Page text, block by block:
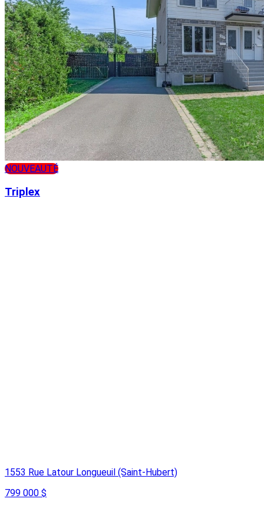
NOUVEAUTÉ
Triplex
1553 Rue Latour Longueuil (Saint-Hubert)
799 000 $